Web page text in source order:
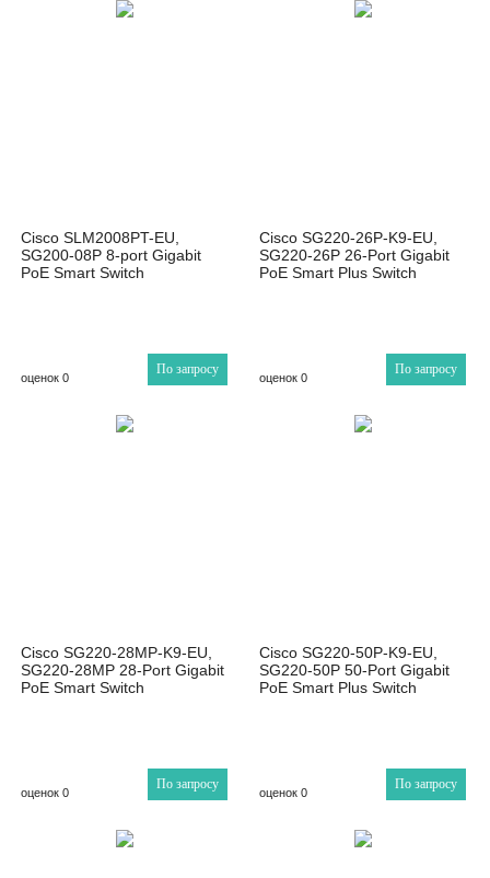
Cisco SLM2008PT-EU,
SG200-08P 8-port Gigabit
PoE Smart Switch
По запросу
оценок 0
Cisco SG220-26P-K9-EU,
SG220-26P 26-Port Gigabit
PoE Smart Plus Switch
По запросу
оценок 0
Cisco SG220-28MP-K9-EU,
SG220-28MP 28-Port Gigabit
PoE Smart Switch
По запросу
оценок 0
Cisco SG220-50P-K9-EU,
SG220-50P 50-Port Gigabit
PoE Smart Plus Switch
По запросу
оценок 0